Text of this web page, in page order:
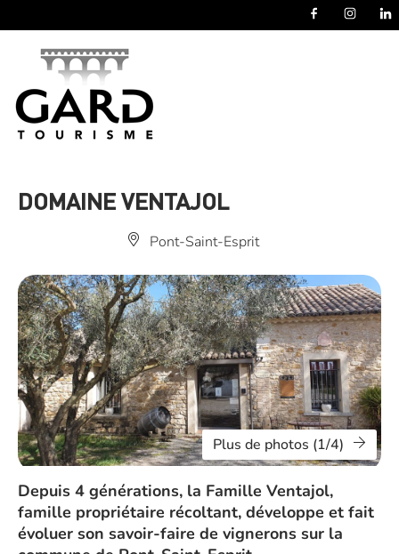
DOMAINE VENTAJOL
Pont-Saint-Esprit
Plus de photos (1/4)
Depuis 4 générations, la Famille Ventajol,
famille propriétaire récoltant, développe et fait
évoluer son savoir-faire de vignerons sur la